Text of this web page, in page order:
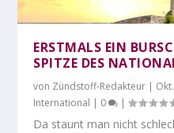
ERSTMALS EIN
SPITZE DES
von Zündstoff-Redakteur |
International | 0 |
Da staunt man nicht